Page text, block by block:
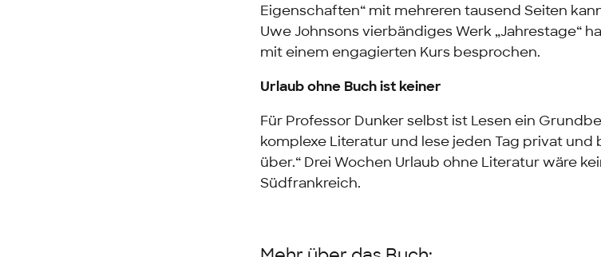
Eigenschaften“ mit mehreren tausend Seiten
Uwe Johnsons vierbändiges Werk „Jahrestage“
mit einem engagierten Kurs besprochen.
Urlaub ohne Buch ist keiner
Für Professor Dunker selbst ist Lesen ein
komplexe Literatur und lese jeden Tag privat
über.“ Drei Wochen Urlaub ohne Literatur wäre
Südfrankreich.